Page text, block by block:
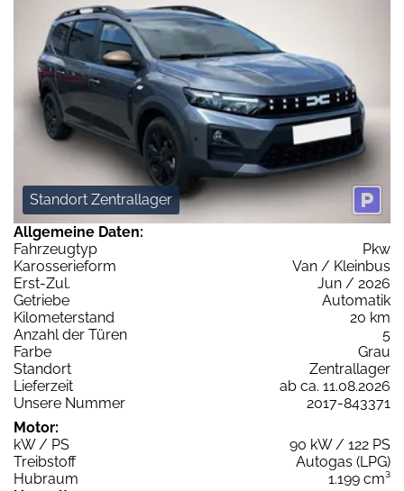
Standort Zentrallager
Allgemeine Daten:
Fahrzeugtyp
Pkw
Karosserieform
Van / Kleinbus
Erst-Zul.
Jun / 2026
Getriebe
Automatik
Kilometerstand
20 km
Anzahl der Türen
5
Farbe
Grau
Standort
Zentrallager
Lieferzeit
ab ca. 11.08.2026
Unsere Nummer
2017-843371
Motor:
kW / PS
90 kW / 122 PS
Treibstoff
Autogas (LPG)
Hubraum
1.199 cm³